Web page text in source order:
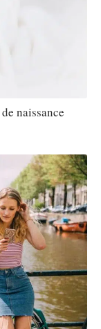
naissance